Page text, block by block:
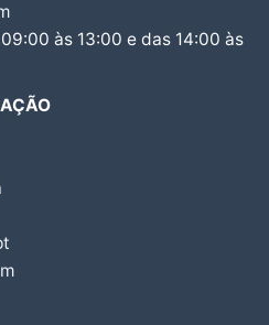
às 13:00 e das 14:00 às